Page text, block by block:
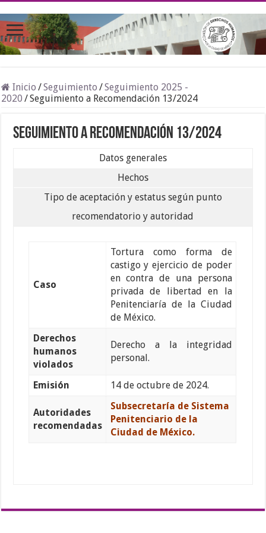
Inicio /Seguimiento /Seguimiento 2025 -
2020 /Seguimiento a Recomendación 13/2024
Seguimiento a Recomendación 13/2024
Datos generales
Hechos
Tipo de aceptación y estatus según punto
recomendatorio y autoridad
Caso
Tortura como forma de
castigo y ejercicio de poder
en contra de una persona
privada de libertad en la
Penitenciaría de la Ciudad
de México.
Derechos
humanos
violados
Derecho a la integridad
personal.
Emisión 14 de octubre de 2024.
Autoridades
recomendadas
Subsecretaría de Sistema
Penitenciario de la
Ciudad de México.